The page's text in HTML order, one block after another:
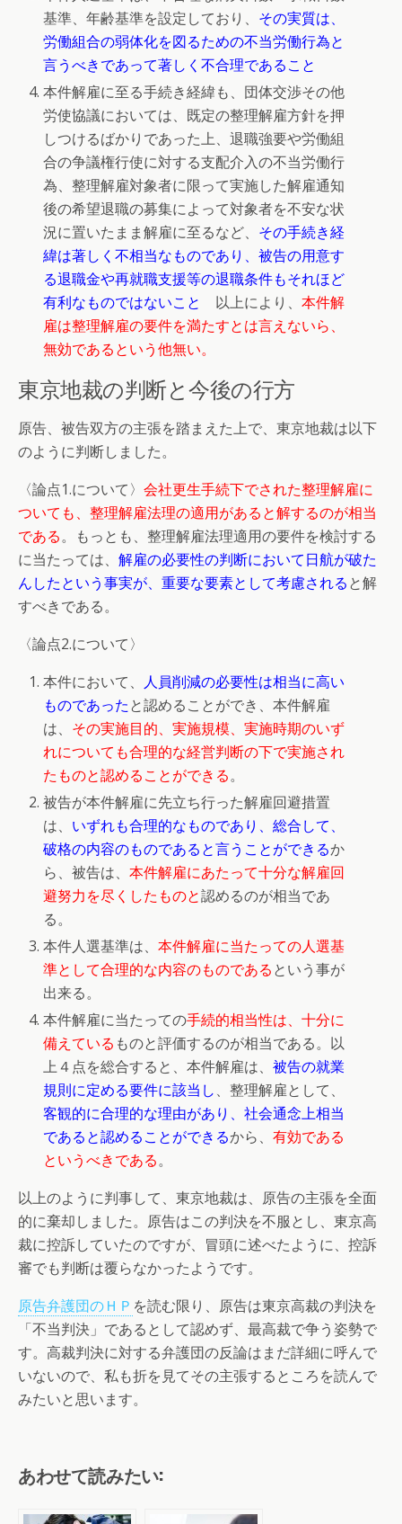
基準、年齢基準を設定しており、 その実質は、
労働組合の弱体化を図るための不当労働行為と
言うべきであって著しく不合理であること
本件解雇に至る手続き経緯も、団体交渉その他
労使協議においては、既定の整理解雇方針を押
しつけるばかりであった上、退職強要や労働組
合の争議権行使に対する支配介入の不当労働行
為、整理解雇対象者に限って実施した解雇通知
後の希望退職の募集によって対象者を不安な状
況に置いたまま解雇に至るなど、 その手続き経
緯は著しく不相当なものであり、被告の用意す
る退職金や再就職支援等の退職条件もそれほど
有利なものではないこと 以上により、本件解
雇は整理解雇の要件を満たすとは言えないら、
無効であるという他無い。
東京地裁の判断と今後の行方
原告、被告双方の主張を踏まえた上で、東京地裁は以下
のように判断しました。
〈論点1.について〉 会社更生手続下でされた整理解雇に
ついても、整理解雇法理の適用があると解するのが相当
である。もっとも、整理解雇法理適用の要件を検討する
に当たっては、 解雇の必要性の判断において日航が破た
んしたという事実が、重要な要素として考慮されると解
すべきである。
〈論点2.について〉
本件において、 人員削減の必要性は相当に高い
ものであったと認めることができ、本件解雇
は、 その実施目的、実施規模、実施時期のいず
れについても合理的な経営判断の下で実施され
たものと認めることができる。
被告が本件解雇に先立ち行った解雇回避措置
は、 いずれも合理的なものであり、総合して、
破格の内容のものであると言うことができるか
ら、被告は、本件解雇にあたって十分な解雇回
避努力を尽くしたものと認めるのが相当であ
る。
本件人選基準は、本件解雇に当たっての人選基
準として合理的な内容のものであるという事が
出来る。
本件解雇に当たっての手続的相当性は、十分に
備えている ものと評価するのが相当である。以
上４点を総合すると、本件解雇は、被告の就業
規則に定める要件に該当し、整理解雇として、
客観的に合理的な理由があり、社会通念上相当
であると認めることができるから、有効である
というべきである。
以上のように判事して、東京地裁は、原告の主張を全面
的に棄却しました。原告はこの判決を不服とし、東京高
裁に控訴していたのですが、冒頭に述べたように、控訴
審でも判断は覆らなかったようです。
原告弁護団のＨＰ を読む限り、原告は東京高裁の判決を
「不当判決」であるとして認めず、最高裁で争う姿勢で
す。高裁判決に対する弁護団の反論はまだ詳細に呼んで
いないので、私も折を見てその主張するところを読んで
みたいと思います。
あわせて読みたい: